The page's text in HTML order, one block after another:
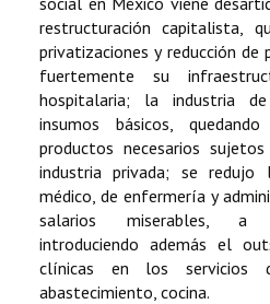
restructuración capitalista,
privatizaciones y reducción de
fuertemente su
hospitalaria; la industria
insumos básicos,
productos necesarios
industria privada; se
médico, de enfermería y
salarios miserables, a
introduciendo además el
clínicas en los servicios
abastecimiento, cocina.